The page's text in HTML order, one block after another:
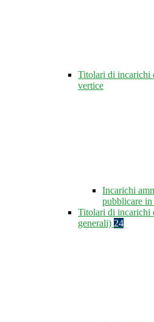
Titolari di incarichi
vertice
Incarichi
pubblicare in
Titolari di incarichi
generali) 24